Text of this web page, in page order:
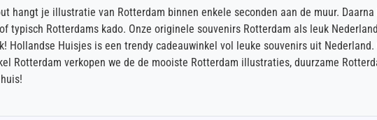
hangt je illustratie van Rotterdam binnen enkele seconden aan de muur.
typisch Rotterdams kado. Onze originele souvenirs Rotterdam als leuk
Hollandse Huisjes is een trendy cadeauwinkel vol leuke souvenirs uit
Rotterdam verkopen we de de mooiste Rotterdam illustraties, duurzame